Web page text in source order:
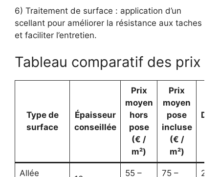
6) Traitement de surface : application d’un
scellant pour améliorer la résistance aux taches
et faciliter l’entretien.
Tableau comparatif des prix
Type de
surface
Épaisseur
conseillée
Prix
moyen
hors
pose
(€ /
m²)
Prix
moyen
pose
incluse
(€ /
m²)
Allée 55 – 75 –